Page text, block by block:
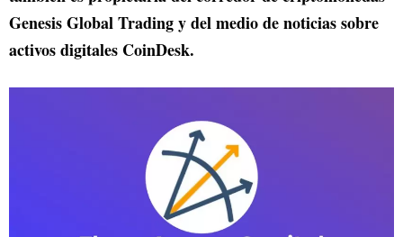
Genesis Global Trading y del medio de noticias sobre
activos digitales CoinDesk.